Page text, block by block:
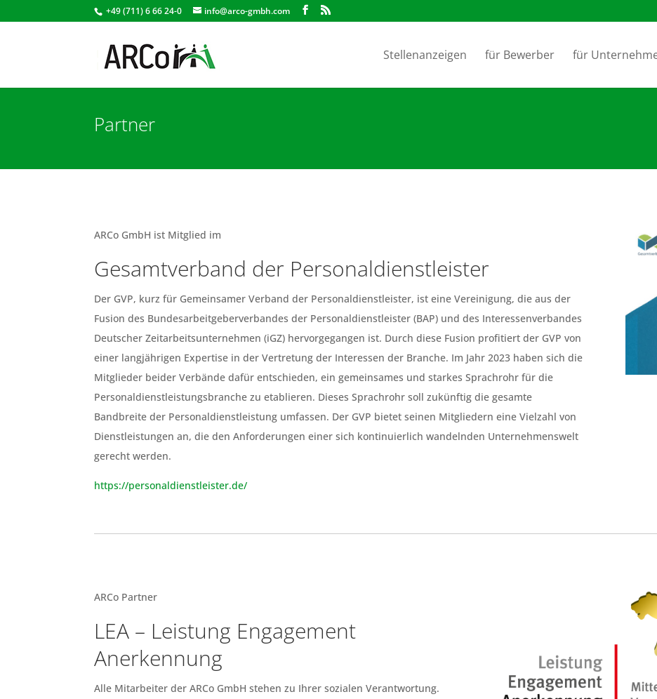
+49 (711) 6 66 24-0 info@arco-gmbh.com
Stellenanzeigen für Bewerber für
Partner
ARCo GmbH ist Mitglied im
Gesamtverband der Personaldienstleister
Der GVP, kurz für Gemeinsamer Verband der Personaldienstleister, ist eine Vereinigung, die aus der
Fusion des Bundesarbeitgeberverbandes der Personaldienstleister (BAP) und des Interessenverbandes
Deutscher Zeitarbeitsunternehmen (iGZ) hervorgegangen ist. Durch diese Fusion profitiert der GVP von
einer langjährigen Expertise in der Vertretung der Interessen der Branche. Im Jahr 2023 haben sich die
Mitglieder beider Verbände dafür entschieden, ein gemeinsames und starkes Sprachrohr für die
Personaldienstleistungsbranche zu etablieren. Dieses Sprachrohr soll zukünftig die gesamte
Bandbreite der Personaldienstleistung umfassen. Der GVP bietet seinen Mitgliedern eine Vielzahl von
Dienstleistungen an, die den Anforderungen einer sich kontinuierlich wandelnden Unternehmenswelt
gerecht werden.
https://personaldienstleister.de/
ARCo Partner
LEA – Leistung Engagement
Anerkennung
Alle Mitarbeiter der ARCo GmbH stehen zu Ihrer sozialen Verantwortung.